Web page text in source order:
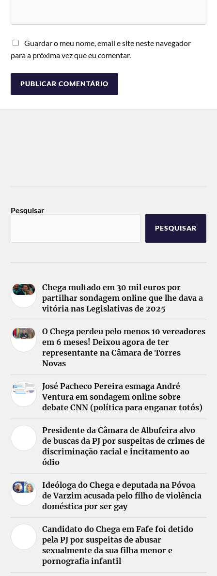
Guardar o meu nome, email e site neste navegador
para a próxima vez que eu comentar.
Pesquisar
PESQUISAR
Chega multado em 30 mil euros por
partilhar sondagem online que lhe dava a
vitória nas Legislativas de 2025
O Chega perdeu pelo menos 10 vereadores
em 6 meses! Deixou agora de ter
representante na Câmara de Torres
Novas
José Pacheco Pereira esmaga André
Ventura em sondagem online sobre
debate CNN (política para enganar totós)
Presidente da Câmara de Albufeira alvo
de buscas da PJ por suspeitas de crimes de
discriminação racial e incitamento ao
ódio
Ideóloga do Chega e deputada na Póvoa
de Varzim acusada pelo filho de violência
doméstica por ser gay
Candidato do Chega em Fafe foi detido
pela PJ por suspeitas de abusar
sexualmente da sua filha menor e
pornografia infantil